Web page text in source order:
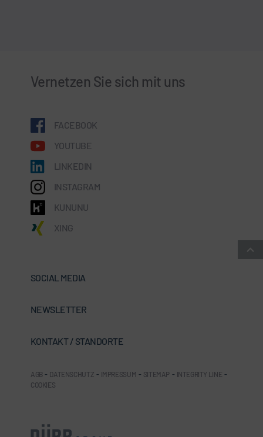
Vernetzen Sie sich mit uns
FACEBOOK
YOUTUBE
LINKEDIN
INSTAGRAM
KUNUNU
XING
SOCIAL MEDIA
NEWSLETTER
KONTAKT / STANDORTE
AGB - DATENSCHUTZ - IMPRESSUM - SITEMAP - INTEGRITY LINE -
COOKIES